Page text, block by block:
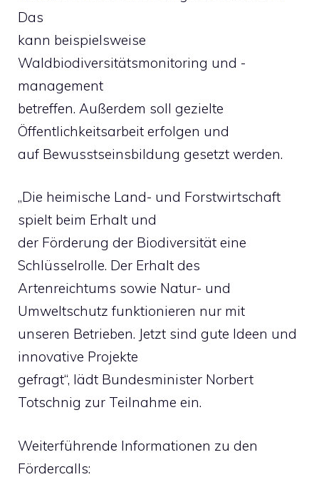
Das
kann beispielsweise
Waldbiodiversitätsmonitoring und -
management
betreffen. Außerdem soll gezielte
Öffentlichkeitsarbeit erfolgen und
auf Bewusstseinsbildung gesetzt werden.
„Die heimische Land- und Forstwirtschaft
spielt beim Erhalt und
der Förderung der Biodiversität eine
Schlüsselrolle. Der Erhalt des
Artenreichtums sowie Natur- und
Umweltschutz funktionieren nur mit
unseren Betrieben. Jetzt sind gute Ideen und
innovative Projekte
gefragt“, lädt Bundesminister Norbert
Totschnig zur Teilnahme ein.
Weiterführende Informationen zu den
Fördercalls: